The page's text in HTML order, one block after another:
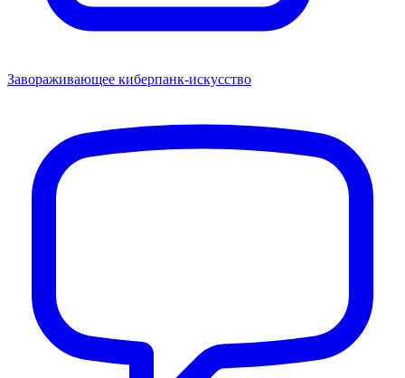
Завораживающее киберпанк-искусство